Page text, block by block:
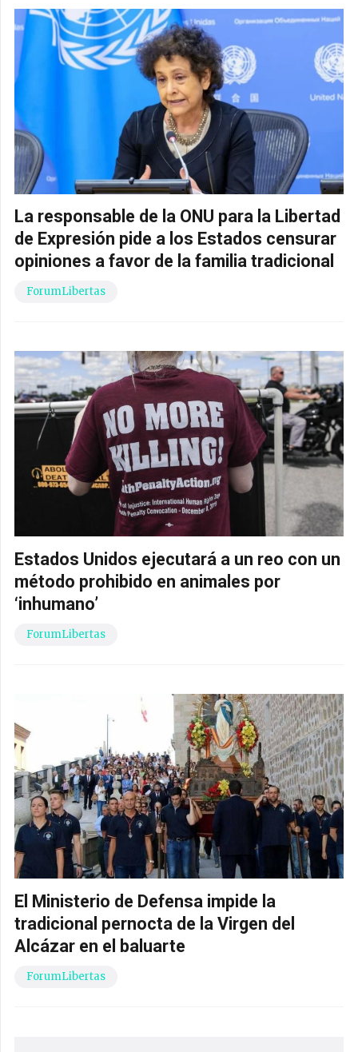
La responsable de la ONU para la Libertad
de Expresión pide a los Estados censurar
opiniones a favor de la familia tradicional
ForumLibertas
Estados Unidos ejecutará a un reo con un
método prohibido en animales por
‘inhumano’
ForumLibertas
El Ministerio de Defensa impide la
tradicional pernocta de la Virgen del
Alcázar en el baluarte
ForumLibertas